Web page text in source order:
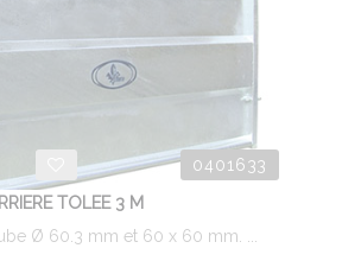
0401633
TOLEE 3 M
Ø 60.3 mm et 60 x 60 mm. ...